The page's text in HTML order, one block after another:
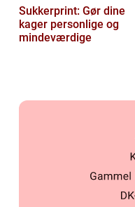
Sukkerprint: Gør dine
kager personlige og
mindeværdige